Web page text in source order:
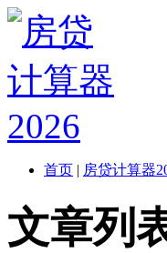
首页 | 房贷计算器
文章列